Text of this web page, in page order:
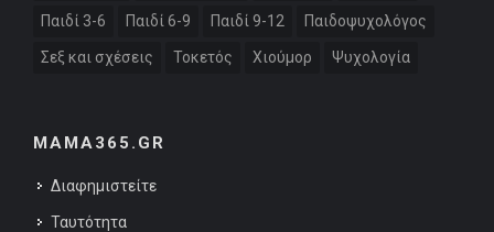
Παιδί 3-6 Παιδί 6-9 Παιδί 9-12 Παιδοψυχολόγος
Σεξ και σχέσεις Τοκετός Χιούμορ Ψυχολογία
MAMA365.GR
Διαφημιστείτε
Ταυτότητα